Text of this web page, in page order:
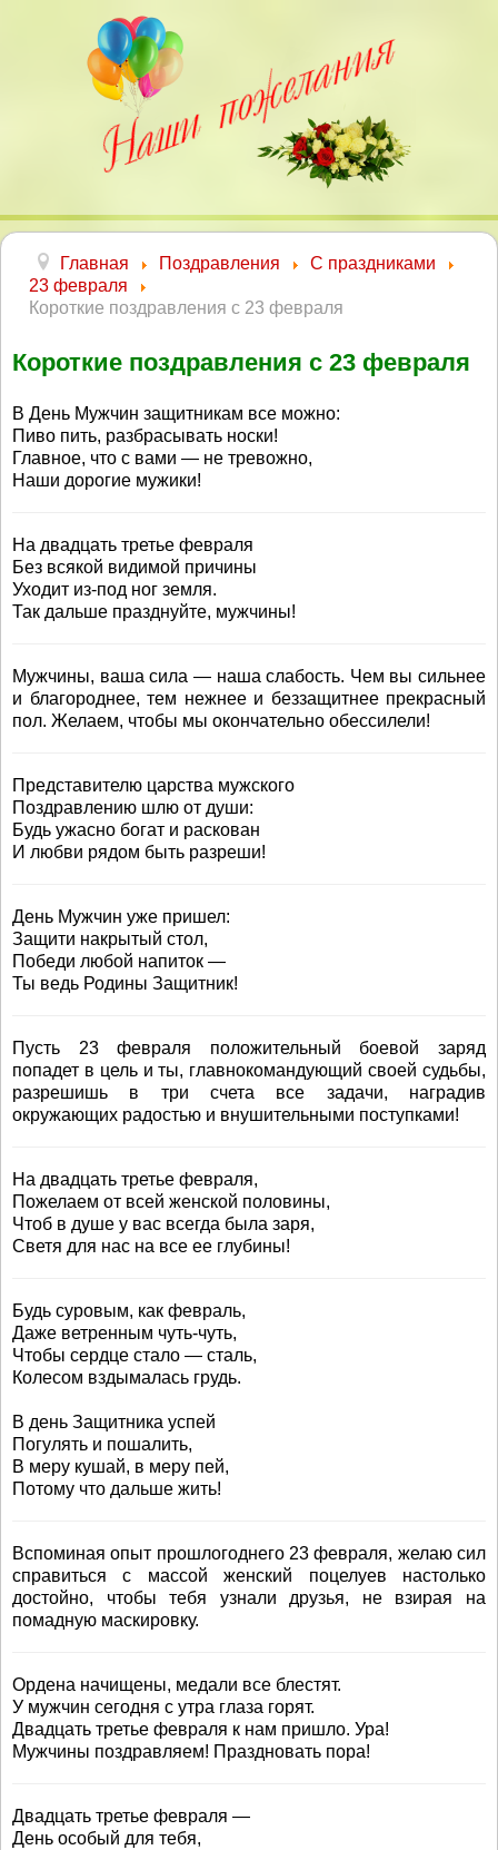
Главная Поздравления
С праздниками
23 февраля
Короткие поздравления с 23 февраля
Короткие поздравления с 23 февраля
В День Мужчин защитникам все можно:
Пиво пить, разбрасывать носки!
Главное, что с вами — не тревожно,
Наши дорогие мужики!
На двадцать третье февраля
Без всякой видимой причины
Уходит из-под ног земля.
Так дальше празднуйте, мужчины!
Мужчины, ваша сила — наша слабость. Чем вы сильнее
и благороднее, тем нежнее и беззащитнее прекрасный
пол. Желаем, чтобы мы окончательно обессилели!
Представителю царства мужского
Поздравлению шлю от души:
Будь ужасно богат и раскован
И любви рядом быть разреши!
День Мужчин уже пришел:
Защити накрытый стол,
Победи любой напиток —
Ты ведь Родины Защитник!
Пусть 23 февраля положительный боевой заряд
попадет в цель и ты, главнокомандующий своей судьбы,
разрешишь в три счета все задачи, наградив
окружающих радостью и внушительными поступками!
На двадцать третье февраля,
Пожелаем от всей женской половины,
Чтоб в душе у вас всегда была заря,
Светя для нас на все ее глубины!
Будь суровым, как февраль,
Даже ветренным чуть-чуть,
Чтобы сердце стало — сталь,
Колесом вздымалась грудь.
В день Защитника успей
Погулять и пошалить,
В меру кушай, в меру пей,
Потому что дальше жить!
Вспоминая опыт прошлогоднего 23 февраля, желаю сил
справиться с массой женский поцелуев настолько
достойно, чтобы тебя узнали друзья, не взирая на
помадную маскировку.
Ордена начищены, медали все блестят.
У мужчин сегодня с утра глаза горят.
Двадцать третье февраля к нам пришло. Ура!
Мужчины поздравляем! Праздновать пора!
Двадцать третье февраля —
День особый для тебя,